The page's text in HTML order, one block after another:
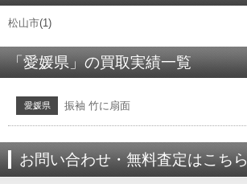
松山市(1)
「愛媛県」の買取実績一覧
愛媛県 振袖 竹に扇面
お問い合わせ・無料査定はこちら